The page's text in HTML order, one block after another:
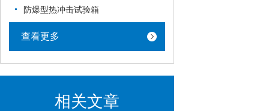
防爆型热冲击试验箱
查看更多
相关文章